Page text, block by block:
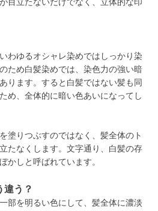
目立たないだけでなく、立体的な印
わゆるオシャレ染めではしっかり染
ため白髪染めでは、染色力の強い暗
ります。すると白髪ではない髪も同
め、全体的に暗い色あいになってし
塗りつぶすのではなく、髪全体のト
たなくします。文字通り、白髪の存
かしと呼ばれています。
違う？
部を明るい色にして、髪全体に濃淡